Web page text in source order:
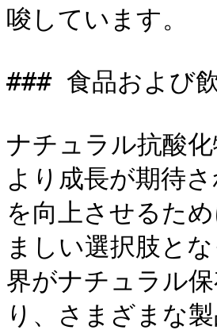
唆しています。
### 食品および
ナチュラル抗酸
より成長が期待
を向上させるた
ましい選択肢と
界がナチュラル
り、さまざまな